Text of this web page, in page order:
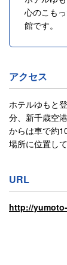
心のこも
館です。
アクセス
ホテルゆもと
分、新千歳空
からは車で約
場所に位置して
URL
http://